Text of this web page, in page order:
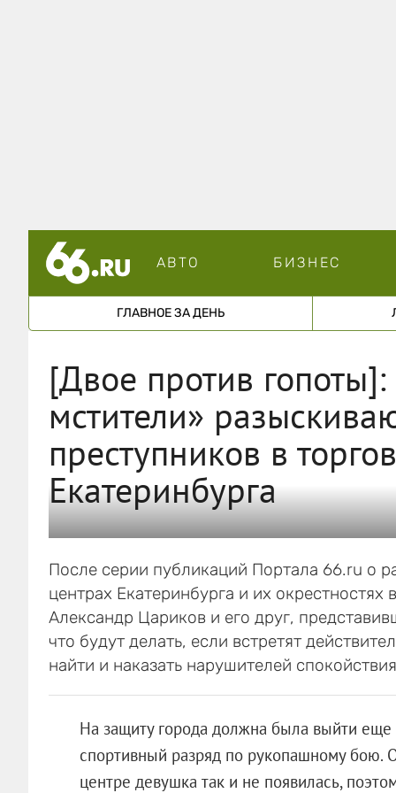
АВТО БИЗНЕС
ГЛАВНОЕ ЗА ДЕНЬ
[Двое против
мстители»
преступников в
Екатеринбурга
После серии публикаций Портала 66.ru о
центрах Екатеринбурга и их
Александр Цариков и его друг,
что будут делать, если встретят
найти и наказать нарушителей
На защиту города должна была выйти
спортивный разряд по рукопашному бою.
центре девушка так и не появилась,